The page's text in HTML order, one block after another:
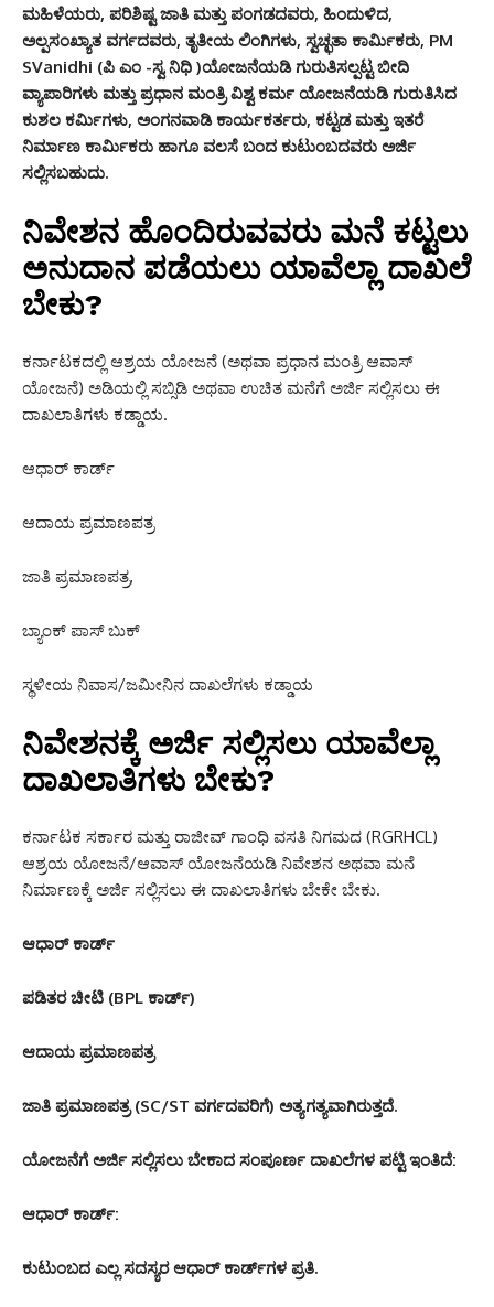
ಮಹಿಳೆಯರು, ಪರಿಶಿಷ್ಟ ಜಾತಿ ಮತ್ತು ಪಂಗಡದವರು, ಹಿಂದುಳಿದ,
ಅಲ್ಪಸಂಖ್ಯಾತ ವರ್ಗದವರು, ತೃತೀಯ ಲಿಂಗಿಗಳು, ಸ್ವಚ್ಛತಾ ಕಾರ್ಮಿಕರು, PM
SVanidhi (ಪಿ ಎಂ -ಸ್ವ ನಿಧಿ )ಯೋಜನೆಯಡಿ ಗುರುತಿಸಲ್ಪಟ್ಟ ಬೀದಿ
ವ್ಯಾಪಾರಿಗಳು ಮತ್ತು ಪ್ರಧಾನ ಮಂತ್ರಿ ವಿಶ್ವ ಕರ್ಮ ಯೋಜನೆಯಡಿ ಗುರುತಿಸಿದ
ಕುಶಲ ಕರ್ಮಿಗಳು, ಅಂಗನವಾಡಿ ಕಾರ್ಯಕರ್ತರು, ಕಟ್ಟಡ ಮತ್ತು ಇತರೆ
ನಿರ್ಮಾಣ ಕಾರ್ಮಿಕರು ಹಾಗೂ ವಲಸೆ ಬಂದ ಕುಟುಂಬದವರು ಅರ್ಜಿ
ಸಲ್ಲಿಸಬಹುದು.
ನಿವೇಶನ ಹೊಂದಿರುವವರು ಮನೆ ಕಟ್ಟಲು
ಅನುದಾನ ಪಡೆಯಲು ಯಾವೆಲ್ಲಾ ದಾಖಲೆ
ಬೇಕು?
ಕರ್ನಾಟಕದಲ್ಲಿ ಆಶ್ರಯ ಯೋಜನೆ (ಅಥವಾ ಪ್ರಧಾನ ಮಂತ್ರಿ ಆವಾಸ್
ಯೋಜನೆ) ಅಡಿಯಲ್ಲಿ ಸಬ್ಸಿಡಿ ಅಥವಾ ಉಚಿತ ಮನೆಗೆ ಅರ್ಜಿ ಸಲ್ಲಿಸಲು ಈ
ದಾಖಲಾತಿಗಳು ಕಡ್ಡಾಯ.
ಆಧಾರ್ ಕಾರ್ಡ್
ಆದಾಯ ಪ್ರಮಾಣಪತ್ರ
ಜಾತಿ ಪ್ರಮಾಣಪತ್ರ,
ಬ್ಯಾಂಕ್ ಪಾಸ್ ಬುಕ್
ಸ್ಥಳೀಯ ನಿವಾಸ/ಜಮೀನಿನ ದಾಖಲೆಗಳು ಕಡ್ಡಾಯ
ನಿವೇಶನಕ್ಕೆ ಅರ್ಜಿ ಸಲ್ಲಿಸಲು ಯಾವೆಲ್ಲಾ
ದಾಖಲಾತಿಗಳು ಬೇಕು?
ಕರ್ನಾಟಕ ಸರ್ಕಾರ ಮತ್ತು ರಾಜೀವ್ ಗಾಂಧಿ ವಸತಿ ನಿಗಮದ (RGRHCL)
ಆಶ್ರಯ ಯೋಜನೆ/ಆವಾಸ್ ಯೋಜನೆಯಡಿ ನಿವೇಶನ ಅಥವಾ ಮನೆ
ನಿರ್ಮಾಣಕ್ಕೆ ಅರ್ಜಿ ಸಲ್ಲಿಸಲು ಈ ದಾಖಲಾತಿಗಳು ಬೇಕೇ ಬೇಕು.
ಆಧಾರ್ ಕಾರ್ಡ್
ಪಡಿತರ ಚೀಟಿ (BPL ಕಾರ್ಡ್)
ಆದಾಯ ಪ್ರಮಾಣಪತ್ರ
ಜಾತಿ ಪ್ರಮಾಣಪತ್ರ (SC/ST ವರ್ಗದವರಿಗೆ) ಅತ್ಯಗತ್ಯವಾಗಿರುತ್ತದೆ.
ಯೋಜನೆಗೆ ಅರ್ಜಿ ಸಲ್ಲಿಸಲು ಬೇಕಾದ ಸಂಪೂರ್ಣ ದಾಖಲೆಗಳ ಪಟ್ಟಿ ಇಂತಿದೆ:
ಆಧಾರ್ ಕಾರ್ಡ್:
ಕುಟುಂಬದ ಎಲ್ಲ ಸದಸ್ಯರ ಆಧಾರ್ ಕಾರ್ಡ್‌ಗಳ ಪ್ರತಿ.